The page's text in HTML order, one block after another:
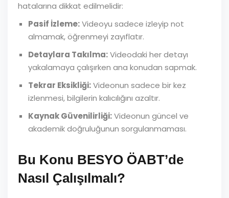
hatalarına dikkat edilmelidir:
Pasif İzleme:Videoyu sadece izleyip not
almamak, öğrenmeyi zayıflatır.
Detaylara Takılma:Videodaki her detayı
yakalamaya çalışırken ana konudan sapmak.
Tekrar Eksikliği:Videonun sadece bir kez
izlenmesi, bilgilerin kalıcılığını azaltır.
Kaynak Güvenilirliği:Videonun güncel ve
akademik doğruluğunun sorgulanmaması.
Bu Konu BESYO ÖABT’de
Nasıl Çalışılmalı?